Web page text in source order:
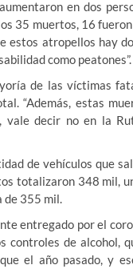
en dos
35 muertos, 16
estos atropellos hay
como peatones”.
de las víctimas
“Además, estas
vale decir no en la
de vehículos que
totalizaron 348 mil,
de 355 mil.
entregado por el
controles de alcohol,
el año pasado, y